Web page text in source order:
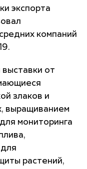
экспорта
компаний
от
злаков и
выращиванием
мониторинга
растений,